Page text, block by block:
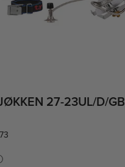
27-23UL/D/GB